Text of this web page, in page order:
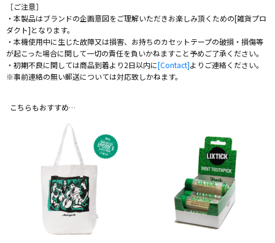
［ご注意］
・本製品はブランドの企画意図をご理解いただきお楽しみ頂くための[雑貨プロ
ダクト]となります。
・本機使用中に生じた故障又は損害、お持ちのカセットテープの破損・損傷等
が起こった場合に関して一切の責任を負いかねますこと予めご了承ください。
・初期不良に関しては商品到着より2日以内に[Contact]よりご連絡ください。
※事前連絡の無い郵送については対応致しかねます。
こちらもおすすめ…